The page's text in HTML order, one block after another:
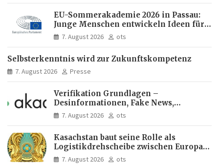
EU-Sommerakademie 2026 in Passau:
Junge Menschen entwickeln Ideen für
Europas Zukunft
7. August 2026 ots
Selbsterkenntnis wird zur Zukunftskompetenz
7. August 2026 Presse
Verifikation Grundlagen –
Desinformationen, Fake News,
manipulierte Inhalte | dpa-Akademie
7. August 2026 ots
Kasachstan baut seine Rolle als
Logistikdrehscheibe zwischen Europa
und Asien aus
7. August 2026 ots